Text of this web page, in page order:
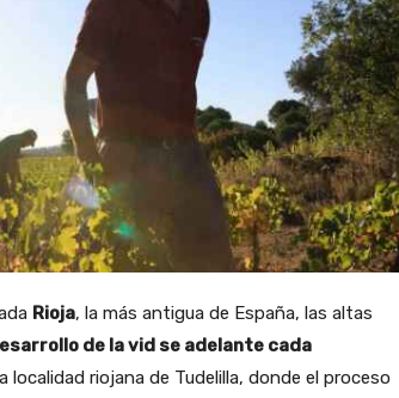
Rioja, la más antigua de España, las altas
de la vid se adelante cada
localidad riojana de Tudelilla, donde el proceso